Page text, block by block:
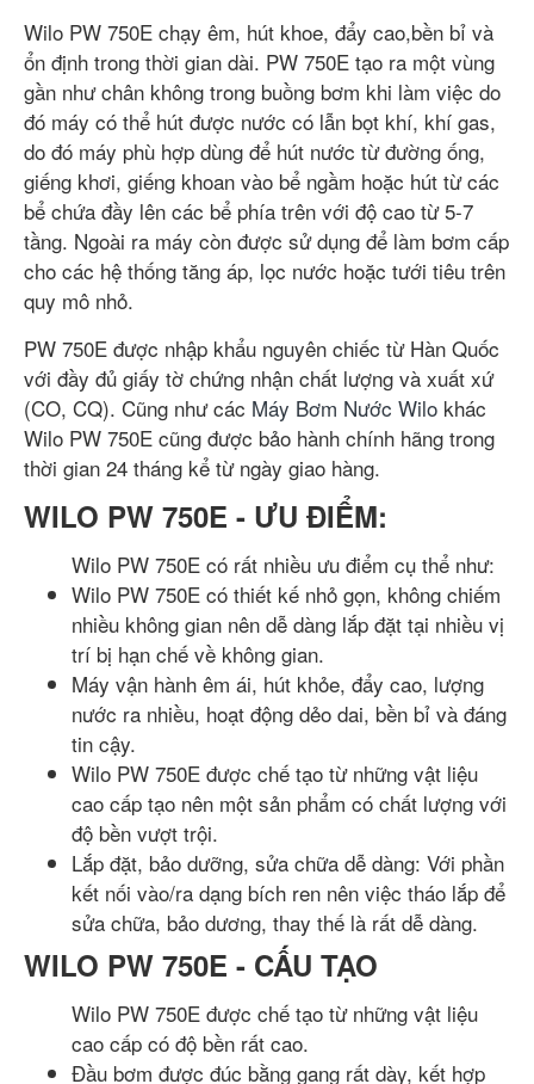
Wilo PW 750E chạy êm, hút khoe, đẩy cao,bền bỉ và
ổn định trong thời gian dài. PW 750E tạo ra một vùng
gần như chân không trong buồng bơm khi làm việc do
đó máy có thể hút được nước có lẫn bọt khí, khí gas,
do đó máy phù hợp dùng để hút nước từ đường ống,
giếng khơi, giếng khoan vào bể ngầm hoặc hút từ các
bể chứa đầy lên các bể phía trên với độ cao từ 5-7
tầng. Ngoài ra máy còn được sử dụng để làm bơm cấp
cho các hệ thống tăng áp, lọc nước hoặc tưới tiêu trên
quy mô nhỏ.
PW 750E được nhập khẩu nguyên chiếc từ Hàn Quốc
với đầy đủ giấy tờ chứng nhận chất lượng và xuất xứ
(CO, CQ). Cũng như các Máy Bơm Nước Wilo khác
Wilo PW 750E cũng được bảo hành chính hãng trong
thời gian 24 tháng kể từ ngày giao hàng.
WILO PW 750E - ƯU ĐIỂM:
Wilo PW 750E có rất nhiều ưu điểm cụ thể như:
Wilo PW 750E có thiết kế nhỏ gọn, không chiếm
nhiều không gian nên dễ dàng lắp đặt tại nhiều vị
trí bị hạn chế về không gian.
Máy vận hành êm ái, hút khỏe, đẩy cao, lượng
nước ra nhiều, hoạt động dẻo dai, bền bỉ và đáng
tin cậy.
Wilo PW 750E được chế tạo từ những vật liệu
cao cấp tạo nên một sản phẩm có chất lượng với
độ bền vượt trội.
Lắp đặt, bảo dưỡng, sửa chữa dễ dàng: Với phần
kết nối vào/ra dạng bích ren nên việc tháo lắp để
sửa chữa, bảo dương, thay thế là rất dễ dàng.
WILO PW 750E - CẤU TẠO
Wilo PW 750E được chế tạo từ những vật liệu
cao cấp có độ bền rất cao.
Đầu bơm được đúc bằng gang rất dày, kết hợp